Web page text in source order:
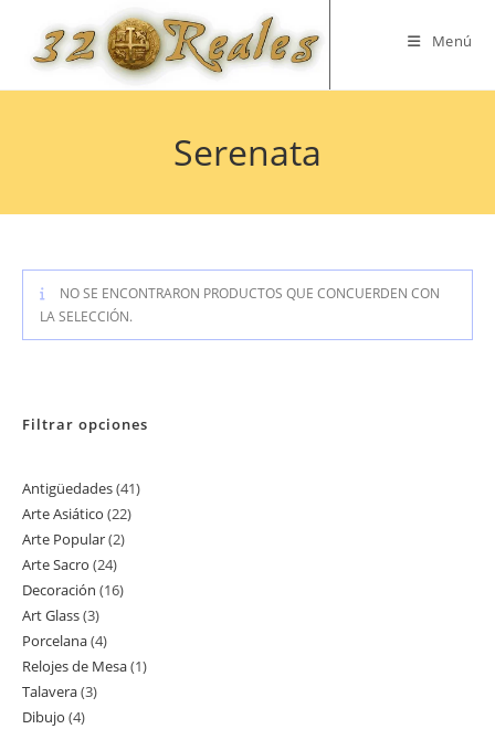
contenido
Menú
Serenata
NO SE ENCONTRARON PRODUCTOS QUE CONCUERDEN CON
LA SELECCIÓN.
Filtrar opciones
Antigüedades 4141
Arte Asiático 2222
Arte Popular 22
Arte Sacro 2424
productos
Decoración 1616
Art Glass 33
productos
Porcelana 44
productos
Relojes de Mesa 11
Talavera 33
Dibujo 44